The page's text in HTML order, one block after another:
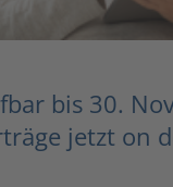
bis 30.
jetzt on